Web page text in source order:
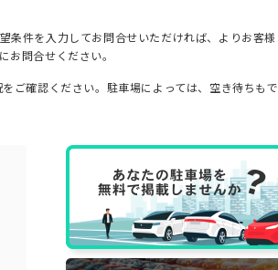
条件を入力してお問合せいただければ、よりお客様
問合せください。
ご確認ください。駐車場によっては、空き待ちもで